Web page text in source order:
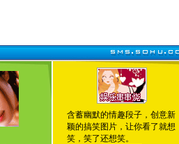
含蓄幽默的情趣段子，创意新
颖的搞笑图片，让你看了就想
笑，笑了还想笑。